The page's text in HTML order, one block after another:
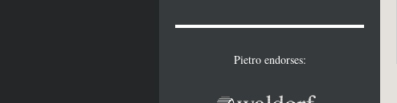
Pietro endorses: